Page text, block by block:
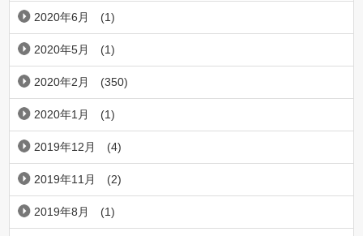
2020年6月 (1)
2020年5月 (1)
2020年2月 (350)
2020年1月 (1)
2019年12月 (4)
2019年11月 (2)
2019年8月 (1)